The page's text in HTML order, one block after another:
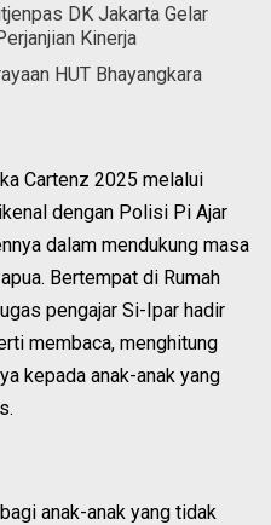
DK Jakarta Gelar
Kinerja
HUT Bhayangkara
Cartenz 2025 melalui
dengan Polisi Pi Ajar
dalam mendukung masa
Bertempat di Rumah
pengajar Si-Ipar hadir
membaca, menghitung
kepada anak-anak yang
anak-anak yang tidak